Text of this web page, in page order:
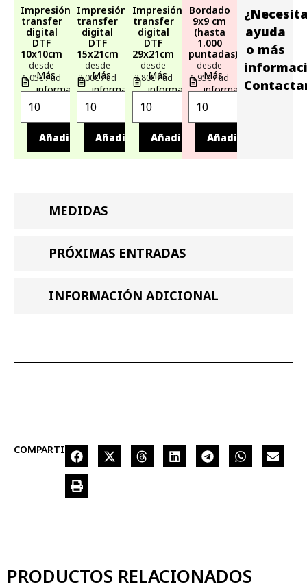
Impresión
transfer
digital
DTF
10x10cm
desde
1,05€ / ud
Más
información
Añadir
Impresión
transfer
digital
DTF
15x21cm
desde
2,00€ / ud
Más
información
Añadir
Impresión
transfer
digital
DTF
29x21cm
desde
2,80€ / ud
Más
información
Añadir
Bordado
9x9 cm
(hasta
1.000
puntadas)
desde
1,95€ / ud
Más
información
Añadir
ayuda
o más
MEDIDAS
PRÓXIMAS ENTRADAS
INFORMACIÓN ADICIONAL
COMPARTIR
PRODUCTOS RELACIONADOS